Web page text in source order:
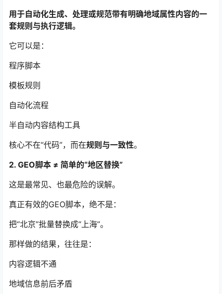
用于自动化生成、处理或规范带有明确地域属性内容的一
套规则与执行逻辑。
它可以是：
程序脚本
模板规则
自动化流程
半自动内容结构工具
核心不在“代码”，而在规则与一致性。
2. GEO脚本 ≠ 简单的“地区替换”
这是最常见、也最危险的误解。
真正有效的GEO脚本，绝不是：
把“北京”批量替换成“上海”。
那样做的结果，往往是：
内容逻辑不通
地域信息前后矛盾